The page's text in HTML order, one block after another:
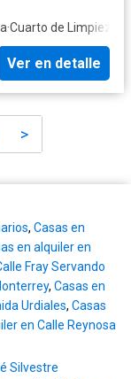
·Cuarto de Limpieza
Ver en detalle
>
, Casas en
en alquiler en
Fray Servando
, Casas en
Urdiales, Casas
en Calle Reynosa
Silvestre